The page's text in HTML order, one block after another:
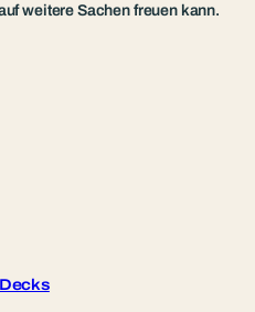
weitere Sachen freuen kann.